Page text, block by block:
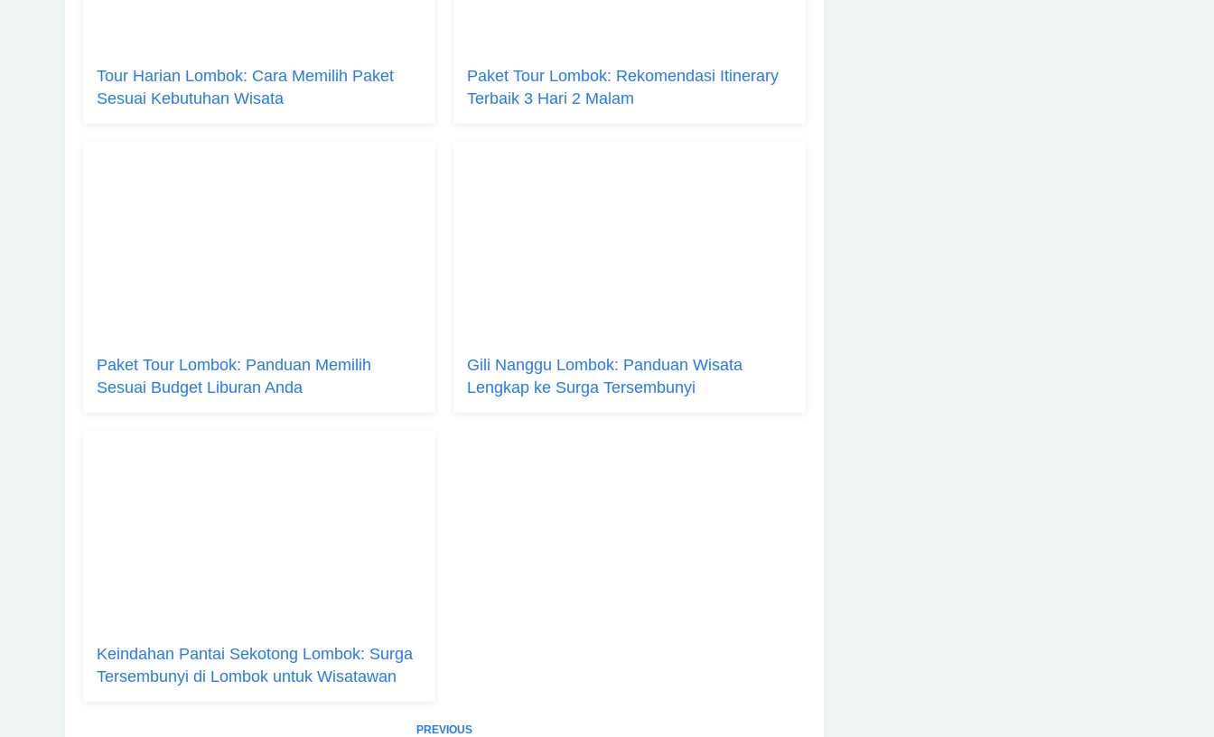
Tour Harian Lombok: Cara Memilih Paket
Sesuai Kebutuhan Wisata
Paket Tour Lombok: Rekomendasi Itinerary
Terbaik 3 Hari 2 Malam
Paket Tour Lombok: Panduan Memilih
Sesuai Budget Liburan Anda
Gili Nanggu Lombok: Panduan Wisata
Lengkap ke Surga Tersembunyi
Keindahan Pantai Sekotong Lombok: Surga
Tersembunyi di Lombok untuk Wisatawan
PREVIOUS